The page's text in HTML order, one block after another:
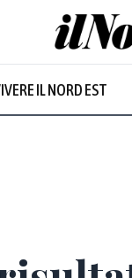
IL NORD EST